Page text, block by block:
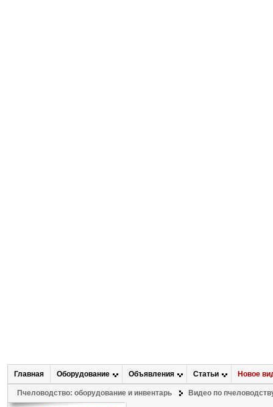
Главная Оборудование Объявления Статьи Новое
Пчеловодство: оборудование и инвентарь Видео по